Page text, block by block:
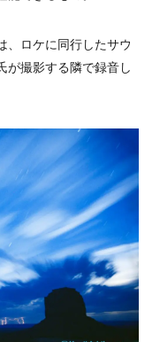
、ロケに同行したサウ
が撮影する隣で録音し